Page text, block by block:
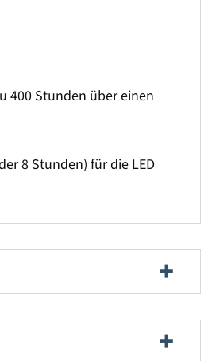
400 Stunden über einen
8 Stunden) für die LED